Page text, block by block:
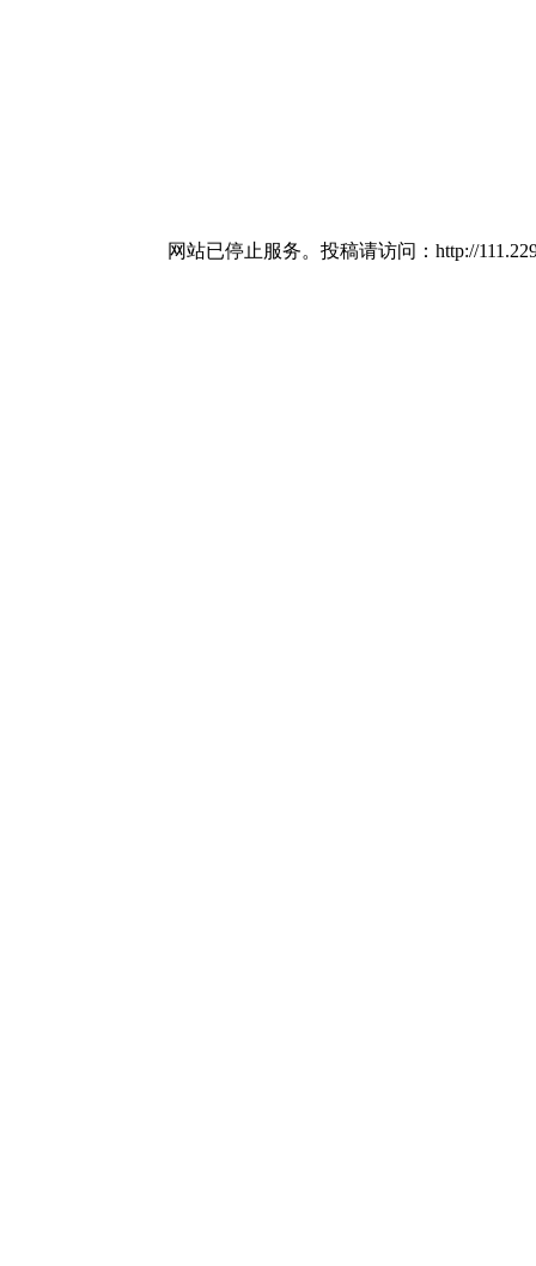
网站已停止服务。投稿请访问：http://